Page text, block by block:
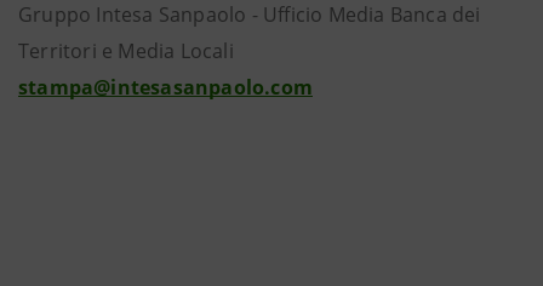
Gruppo Intesa Sanpaolo - Ufficio Media Banca dei
Territori e Media Locali
stampa@intesasanpaolo.com